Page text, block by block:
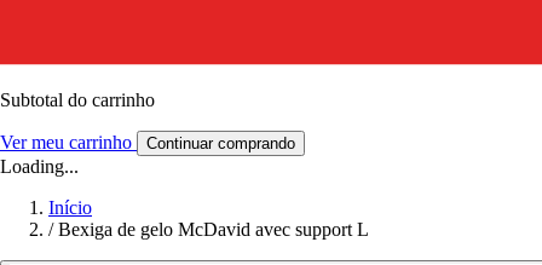
Subtotal do carrinho
Ver meu carrinho Continuar comprando
Loading...
Início
/ Bexiga de gelo McDavid avec support L